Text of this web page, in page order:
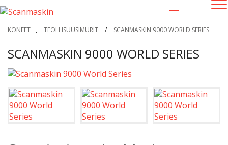
KONEET , TEOLLISUUSIMURIT / SCANMASKIN 9000 WORLD SERIES
SCANMASKIN 9000 WORLD SERIES